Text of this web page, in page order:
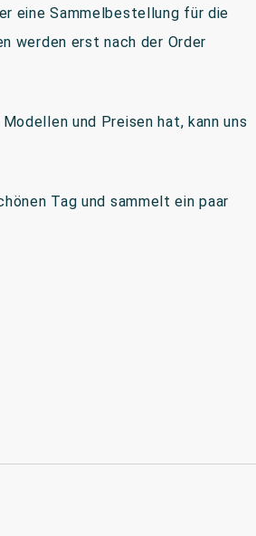
eine Sammelbestellung für die
werden erst nach der Order
und Preisen hat, kann uns
Tag und sammelt ein paar